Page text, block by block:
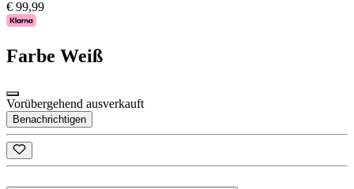
€ 99,99
Farbe Weiß
Vorübergehend ausverkauft
Benachrichtigen